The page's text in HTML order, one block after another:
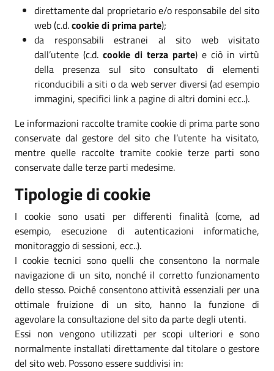
direttamente dal proprietario e/o responsabile del sito
web (c.d.cookie di prima parte);
da responsabili estranei al sito web visitato
dall’utente (c.d. cookie di terza parte) e ciò in virtù
della presenza sul sito consultato di elementi
riconducibili a siti o da web server diversi (ad esempio
immagini, specifici link a pagine di altri domini ecc..).
Le informazioni raccolte tramite cookie di prima parte sono
conservate dal gestore del sito che l’utente ha visitato,
mentre quelle raccolte tramite cookie terze parti sono
conservate dalle terze parti medesime.
Tipologie di cookie
I cookie sono usati per differenti finalità (come, ad
esempio, esecuzione di autenticazioni informatiche,
monitoraggio di sessioni, ecc..).
I cookie tecnici sono quelli che consentono la normale
navigazione di un sito, nonché il corretto funzionamento
dello stesso. Poiché consentono attività essenziali per una
ottimale fruizione di un sito, hanno la funzione di
agevolare la consultazione del sito da parte degli utenti.
Essi non vengono utilizzati per scopi ulteriori e sono
normalmente installati direttamente dal titolare o gestore
del sito web. Possono essere suddivisi in: